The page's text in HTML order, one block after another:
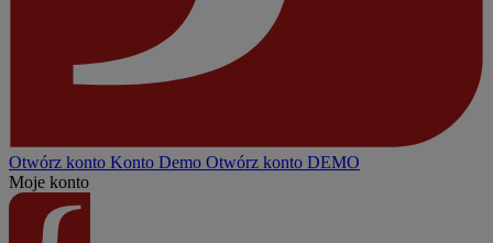
Otwórz konto Konto Demo Otwórz konto DEMO
Moje konto